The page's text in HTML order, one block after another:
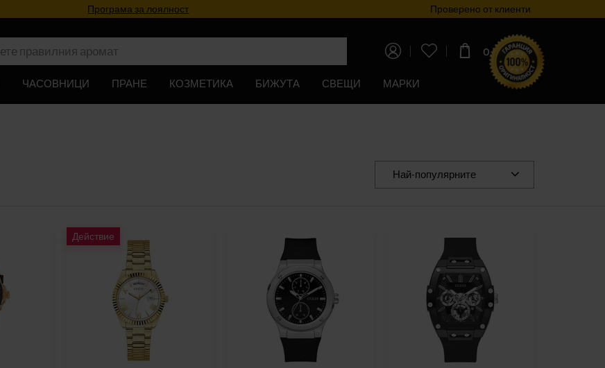
Програма за лоялност Проверено от клиенти
0,00€ (0,00лв)
ЧАСОВНИЦИ ПРАНЕ КОЗМЕТИКА БИЖУТА СВЕЩИ МАРКИ
Най-популярните
Действие